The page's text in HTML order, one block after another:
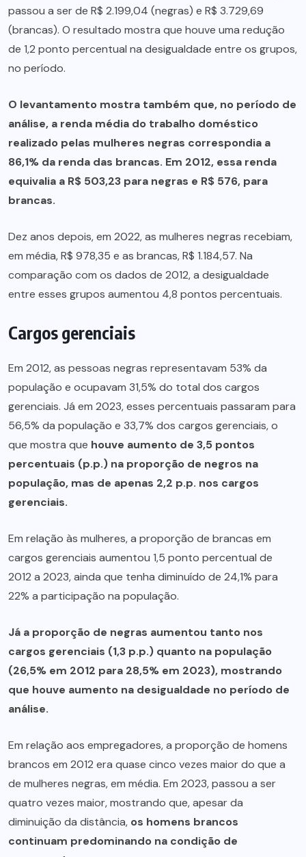
passou a ser de R$ 2.199,04 (negras) e R$ 3.729,69
(brancas). O resultado mostra que houve uma redução
de 1,2 ponto percentual na desigualdade entre os grupos,
no período.
O levantamento mostra também que, no período de
análise, a renda média do trabalho doméstico
realizado pelas mulheres negras correspondia a
86,1% da renda das brancas. Em 2012, essa renda
equivalia a R$ 503,23 para negras e R$ 576, para
brancas.
Dez anos depois, em 2022, as mulheres negras recebiam,
em média, R$ 978,35 e as brancas, R$ 1.184,57. Na
comparação com os dados de 2012, a desigualdade
entre esses grupos aumentou 4,8 pontos percentuais.
Cargos gerenciais
Em 2012, as pessoas negras representavam 53% da
população e ocupavam 31,5% do total dos cargos
gerenciais. Já em 2023, esses percentuais passaram para
56,5% da população e 33,7% dos cargos gerenciais, o
que mostra que houve aumento de 3,5 pontos
percentuais (p.p.) na proporção de negros na
população, mas de apenas 2,2 p.p. nos cargos
gerenciais.
Em relação às mulheres, a proporção de brancas em
cargos gerenciais aumentou 1,5 ponto percentual de
2012 a 2023, ainda que tenha diminuído de 24,1% para
22% a participação na população.
Já a proporção de negras aumentou tanto nos
cargos gerenciais (1,3 p.p.) quanto na população
(26,5% em 2012 para 28,5% em 2023), mostrando
que houve aumento na desigualdade no período de
análise.
Em relação aos empregadores, a proporção de homens
brancos em 2012 era quase cinco vezes maior do que a
de mulheres negras, em média. Em 2023, passou a ser
quatro vezes maior, mostrando que, apesar da
diminuição da distância, os homens brancos
continuam predominando na condição de